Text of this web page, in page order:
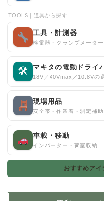
TOOLS｜道具から探す
工具・計測器
検電器・クランプメーター
🛠 マキタの電動ドライ
18V／40Vmax／10.8Vの
現場用品
安全帯・作業着・測定補助
車載・移動
インバーター・荷室収納
おすすめア